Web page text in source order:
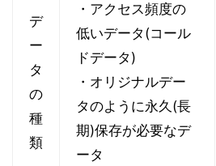
デ
ー
タ
の
種
類
・アクセス頻度の
低いデータ(コール
ドデータ)
・オリジナルデー
タのように永久(長
期)保存が必要なデ
ータ